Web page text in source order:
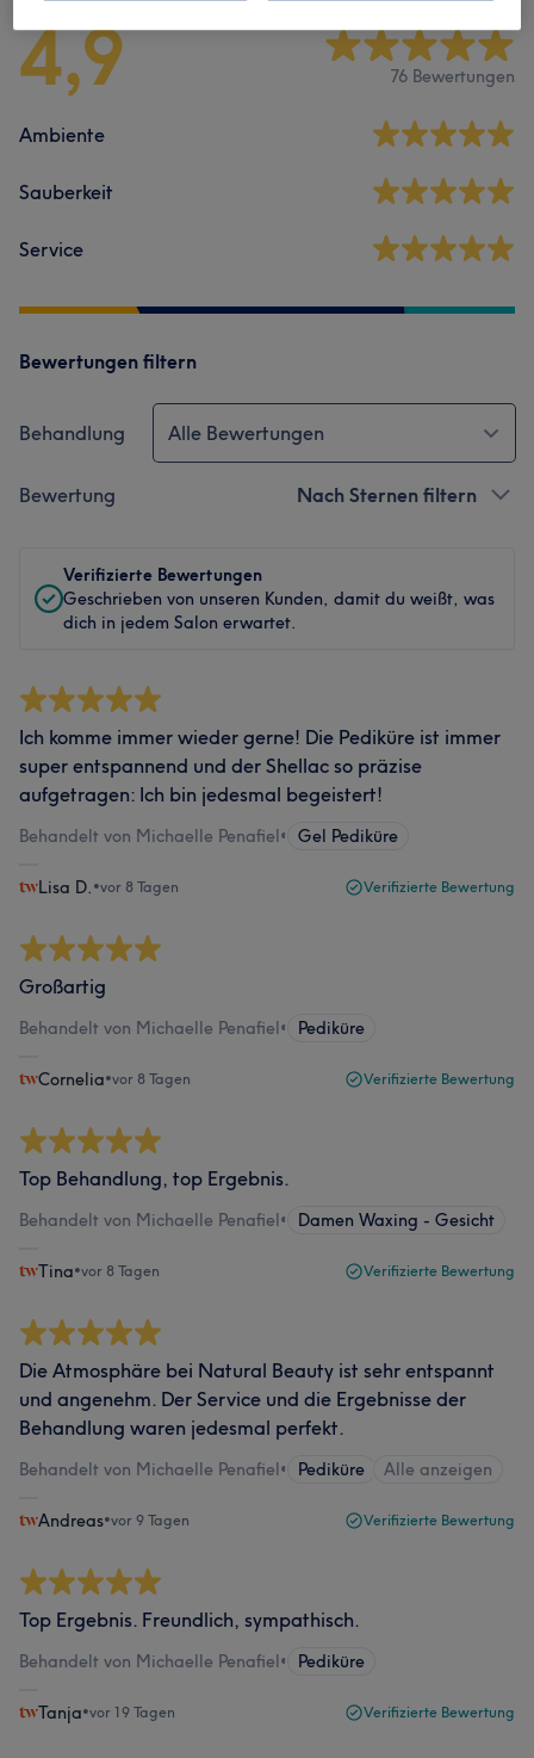
4,9 76 Bewertungen
Ambiente
Sauberkeit
Service
Bewertungen filtern
Behandlung Alle Bewertungen
Bewertung Nach Sternen filtern
Verifizierte Bewertungen
Geschrieben von unseren Kunden, damit du weißt, was
dich in jedem Salon erwartet.
Ich komme immer wieder gerne! Die Pediküre ist immer
super entspannend und der Shellac so präzise
aufgetragen: Ich bin jedesmal begeistert!
Behandelt von Michaelle Penafiel• Gel Pediküre
Lisa D. •vor 8 Tagen Verifizierte Bewertung
Großartig
Behandelt von Michaelle Penafiel• Pediküre
Cornelia•vor 8 Tagen Verifizierte Bewertung
Top Behandlung, top Ergebnis.
Behandelt von Michaelle Penafiel• Damen Waxing - Gesicht
Tina•vor 8 Tagen Verifizierte Bewertung
Die Atmosphäre bei Natural Beauty ist sehr entspannt
und angenehm. Der Service und die Ergebnisse der
Behandlung waren jedesmal perfekt.
Behandelt von Michaelle Penafiel• Pediküre Alle anzeigen
Andreas•vor 9 Tagen Verifizierte Bewertung
Top Ergebnis. Freundlich, sympathisch.
Behandelt von Michaelle Penafiel• Pediküre
Tanja•vor 19 Tagen Verifizierte Bewertung